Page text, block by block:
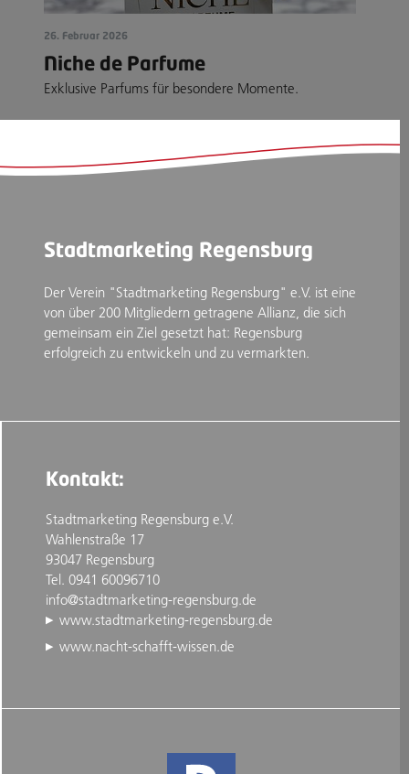
26. Februar 2026
Niche de Parfume
Exklusive Parfums für besondere Momente.
Stadtmarketing Regensburg
Der Verein "Stadtmarketing Regensburg" e.V. ist eine
von über 200 Mitgliedern getragene Allianz, die sich
gemeinsam ein Ziel gesetzt hat: Regensburg
erfolgreich zu entwickeln und zu vermarkten.
Kontakt:
Stadtmarketing Regensburg e.V.
Wahlenstraße 17
93047 Regensburg
Tel. 0941 60096710
info@stadtmarketing-regensburg.de
www.stadtmarketing-regensburg.de
www.nacht-schafft-wissen.de